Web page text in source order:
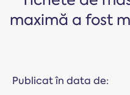
maximă a fost
Publicat în data de: